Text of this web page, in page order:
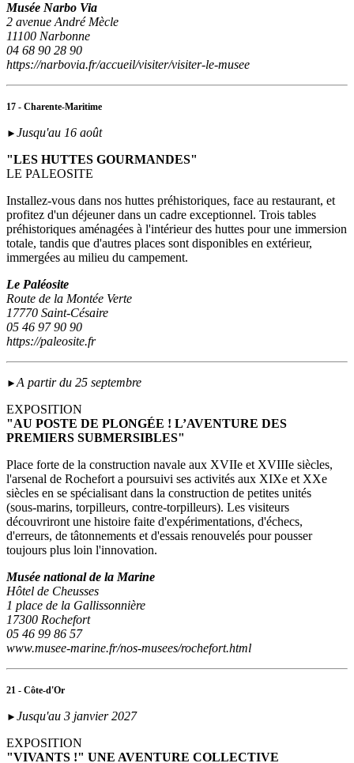
Musée Narbo Via
2 avenue André Mècle
11100 Narbonne
04 68 90 28 90
https://narbovia.fr/accueil/visiter/visiter-le-musee
17 - Charente-Maritime
► Jusqu'au 16 août
"LES HUTTES GOURMANDES"
LE PALEOSITE
Installez-vous dans nos huttes préhistoriques, face au restaurant, et
profitez d'un déjeuner dans un cadre exceptionnel. Trois tables
préhistoriques aménagées à l'intérieur des huttes pour une immersion
totale, tandis que d'autres places sont disponibles en extérieur,
immergées au milieu du campement.
Le Paléosite
Route de la Montée Verte
17770 Saint-Césaire
05 46 97 90 90
https://paleosite.fr
►A partir du 25 septembre
EXPOSITION
"AU POSTE DE PLONGÉE ! L’AVENTURE DES
PREMIERS SUBMERSIBLES"
Place forte de la construction navale aux XVIIe et XVIIIe siècles,
l'arsenal de Rochefort a poursuivi ses activités aux XIXe et XXe
siècles en se spécialisant dans la construction de petites unités
(sous‑marins, torpilleurs, contre-torpilleurs). Les visiteurs
découvriront une histoire faite d'expérimentations, d'échecs,
d'erreurs, de tâtonnements et d'essais renouvelés pour pousser
toujours plus loin l'innovation.
Musée national de la Marine
Hôtel de Cheusses
1 place de la Gallissonnière
17300 Rochefort
05 46 99 86 57
www.musee-marine.fr/nos-musees/rochefort.html
21 - Côte-d'Or
► Jusqu'au 3 janvier 2027
EXPOSITION
"VIVANTS !" UNE AVENTURE COLLECTIVE